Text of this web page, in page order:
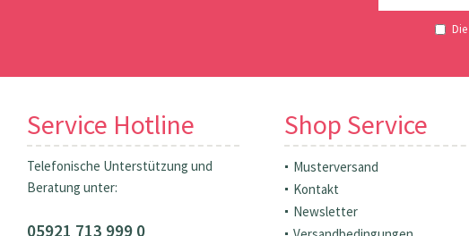
Die
Service Hotline
Telefonische Unterstützung und
Beratung unter:
05921 713 999 0
Shop Service
Musterversand
Kontakt
Newsletter